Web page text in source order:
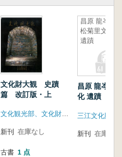
文化財大観 史蹟
篇 改訂版・上
文化観光部、文化財管理局
新刊 在庫なし
古書 1 点
昌原 龍岑里
松菊里文化
遺蹟
昌原 龍岑里
化 遺蹟
三江文化財研
新刊 在庫なし